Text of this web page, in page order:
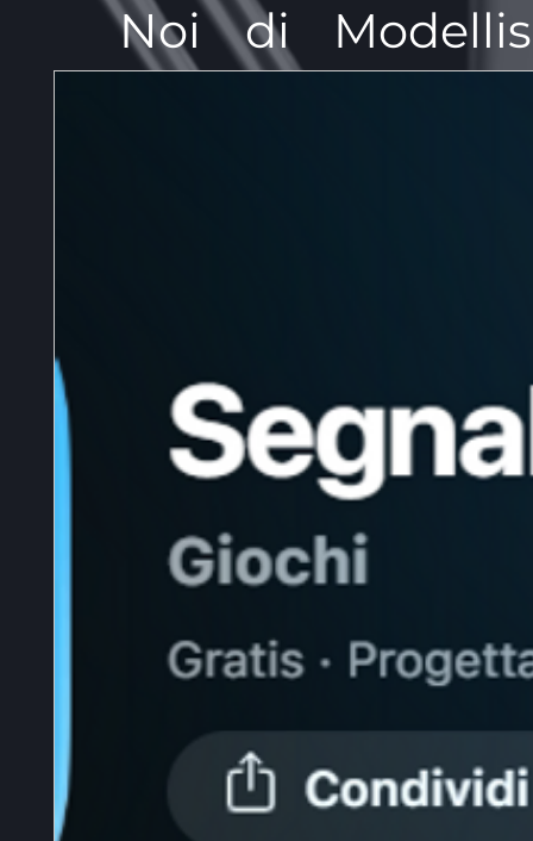
Noi di
non si trovano
nostre
capaci di